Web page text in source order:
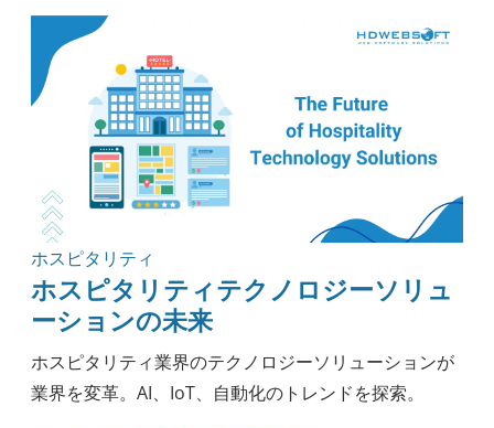
アウトソーシング
セキュリティ エンジニアリング
ヘルスケア 方法論
ブロックチェーン
ホスピタリティ
ホスピタリティテクノロジーソリュ
ーションの未来
ホスピタリティ業界のテクノロジーソリューションが
業界を変革。AI、IoT、自動化のトレンドを探索。